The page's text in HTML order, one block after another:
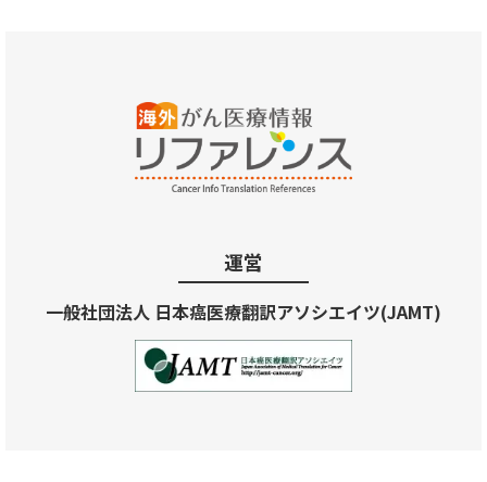
運営
一般社団法人 日本癌医療翻訳アソシエイツ(JAMT)